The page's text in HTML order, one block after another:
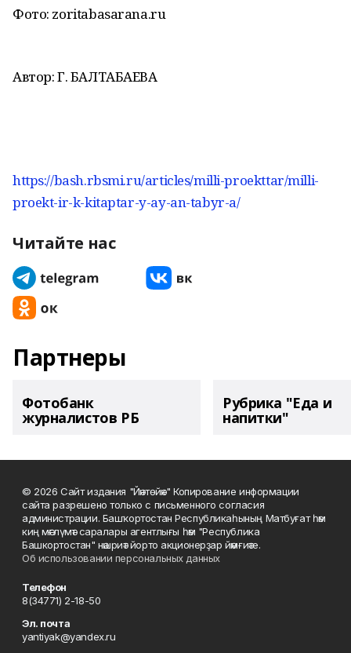
Фото: zoritabasarana.ru
Автор: Г. БАЛТАБАЕВА
https://bash.rbsmi.ru/articles/milli-proekttar/milli-
proekt-ir-k-kitaptar-y-ay-an-tabyr-a/
Читайте нас
Партнеры
Фотобанк
журналистов РБ
Рубрика "Еда и
напитки"
© 2026 Сайт издания "Йәнтөйәк" Копирование информации
сайта разрешено только с письменного согласия
администрации. Башҡортостан Республикаһының Матбуғат һәм
киң мәғлүмәт саралары агентлығы һәм "Республика
Башкортостан" нәшриәт йорто акционерҙар йәмғиәте.
Об использовании персональных данных
Телефон
8(34771) 2-18-50
Эл. почта
yantiyak@yandex.ru